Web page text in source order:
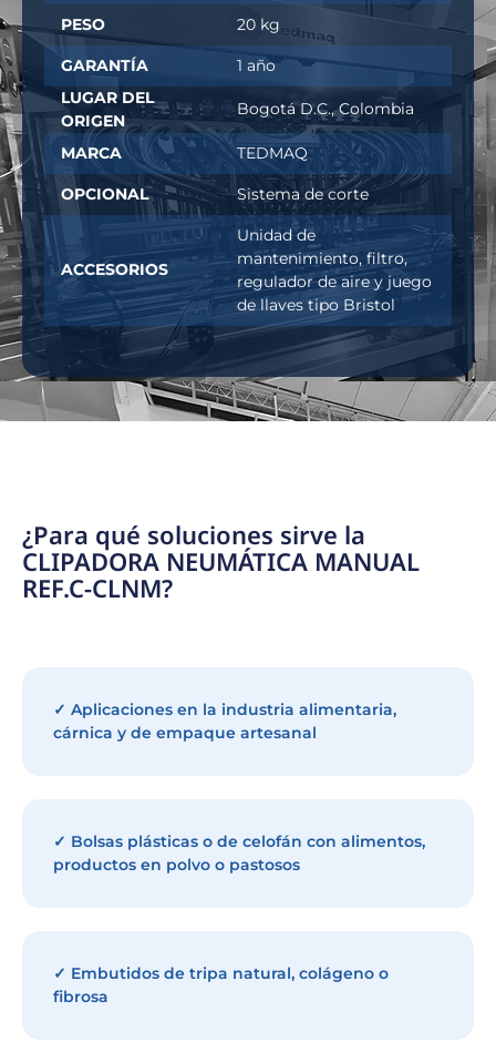
PESO 20 kg
GARANTÍA
1 año
LUGAR DEL
ORIGEN
Bogotá D.C., Colombia
MARCA TEDMAQ
OPCIONAL Sistema de corte
ACCESORIOS
Unidad de
mantenimiento, filtro,
regulador de aire y juego
de llaves tipo Bristol
¿Para qué soluciones sirve la
CLIPADORA NEUMÁTICA MANUAL
REF.C-CLNM?
✓ Aplicaciones en la industria alimentaria,
cárnica y de empaque artesanal
✓ Bolsas plásticas o de celofán con alimentos,
productos en polvo o pastosos
✓ Embutidos de tripa natural, colágeno o
fibrosa